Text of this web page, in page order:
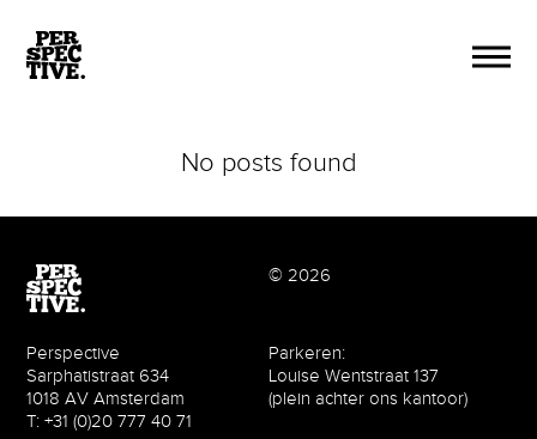
No posts found
© 2026
Perspective
Sarphatistraat 634
1018 AV Amsterdam
T: +31 (0)20 777 40 71
Parkeren:
Louise Wentstraat 137
(plein achter ons kantoor)